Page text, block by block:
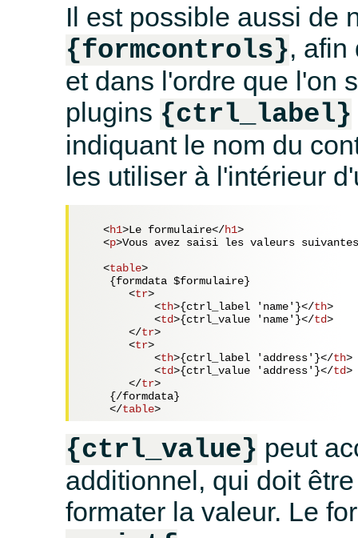
Il est possible aussi de
{formcontrols}, afin
et dans l'ordre que l'on
plugins {ctrl_label}
indiquant le nom du
les utiliser à l'intérieur
<h1>Le formulaire</h1>
<p>Vous avez saisi les valeurs
<table>
    {formdata $formulaire}
<tr>
<th>{ctrl_label 'name'}</th>
<td>{ctrl_value 'name'}</td>
</tr>
<tr>
<th>{ctrl_label 'address'}</th>
<td>{ctrl_value 'address'}</td>
</tr>
    {/formdata}
</table>
{ctrl_value} peut
additionnel, qui doit
formater la valeur. Le